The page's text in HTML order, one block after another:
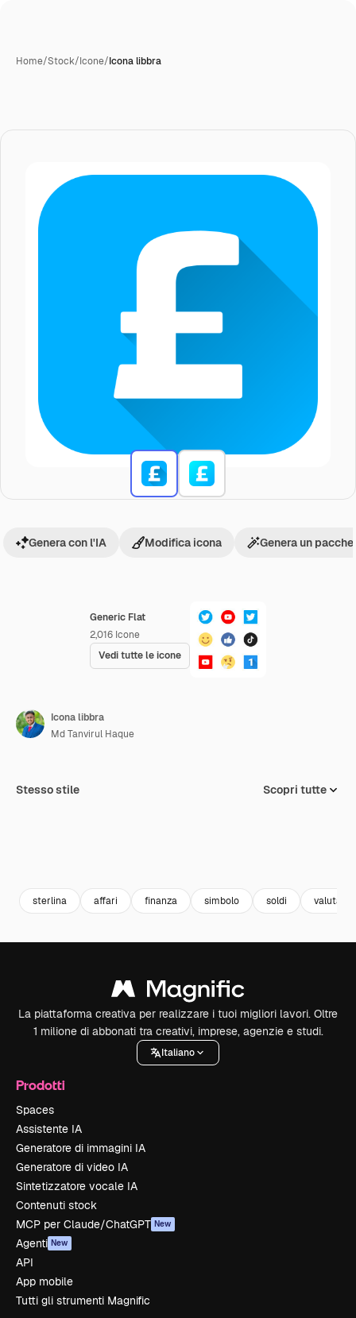
Home/Stock/Icone/Icona libbra
Generic Flat
2,016 Icone
Vedi tutte le icone
Genera con l'IA Modifica icona Genera un
Icona libbra
Md Tanvirul Haque
Stesso stile Scopri tutte
sterlina affari finanza simbolo soldi valuta
La piattaforma creativa per realizzare i tuoi migliori lavori. Oltre
1 milione di abbonati tra creativi, imprese, agenzie e studi.
Italiano
Prodotti
Spaces
Assistente IA
Generatore di immagini IA
Generatore di video IA
Sintetizzatore vocale IA
Contenuti stock
MCP per Claude/ChatGPT New
Agenti New
API
App mobile
Tutti gli strumenti Magnific